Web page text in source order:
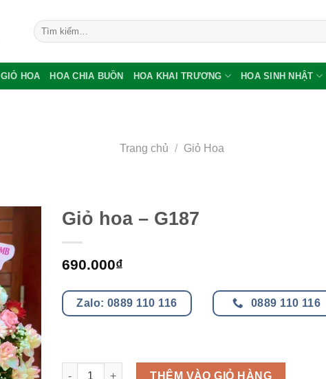
Tìm
kiếm:
GIỎ HOA HOA CHIA BUỒN HOA KHAI TRƯƠNG HOA SINH NHẬT
Trang chủ / Giỏ Hoa
Giỏ hoa – G187
690.000₫
Zalo: 0889 110 116 0889 110 116
Giỏ hoa - G187 số lượng
THÊM VÀO GIỎ HÀNG